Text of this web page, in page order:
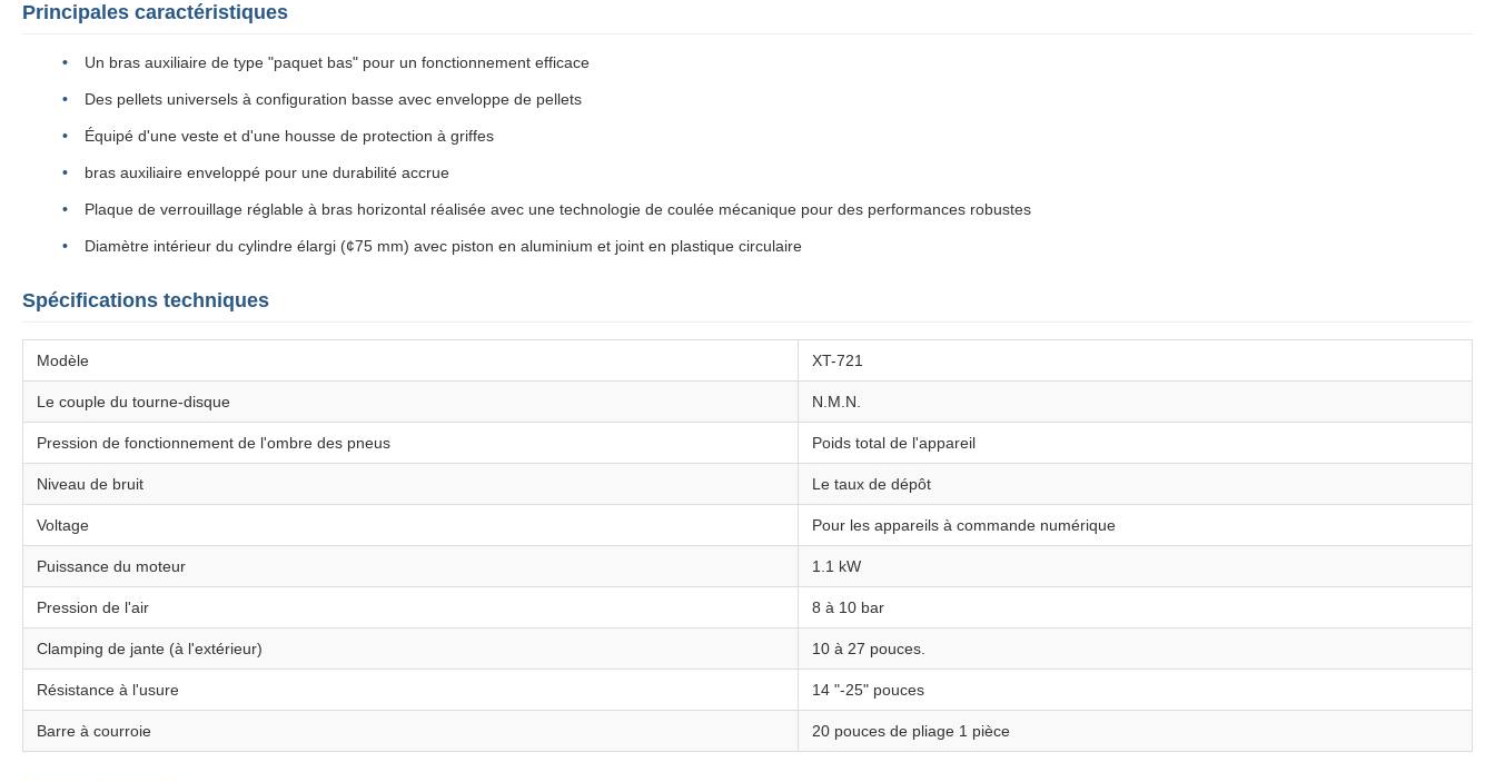
Principales caractéristiques
Un bras auxiliaire de type "paquet bas" pour un fonctionnement efficace
Des pellets universels à configuration basse avec enveloppe de pellets
Équipé d'une veste et d'une housse de protection à griffes
bras auxiliaire enveloppé pour une durabilité accrue
Plaque de verrouillage réglable à bras horizontal réalisée avec une technologie de coulée mécanique pour des performances robustes
Diamètre intérieur du cylindre élargi (¢75 mm) avec piston en aluminium et joint en plastique circulaire
Spécifications techniques
Modèle XT-721
Le couple du tourne-disque N.M.N.
Pression de fonctionnement de l'ombre des pneus Poids total de l'appareil
Niveau de bruit Le taux de dépôt
Voltage Pour les appareils à commande numérique
Puissance du moteur 1.1 kW
Pression de l'air 8 à 10 bar
Clamping de jante (à l'extérieur) 10 à 27 pouces.
Résistance à l'usure 14 "-25" pouces
Barre à courroie 20 pouces de pliage 1 pièce